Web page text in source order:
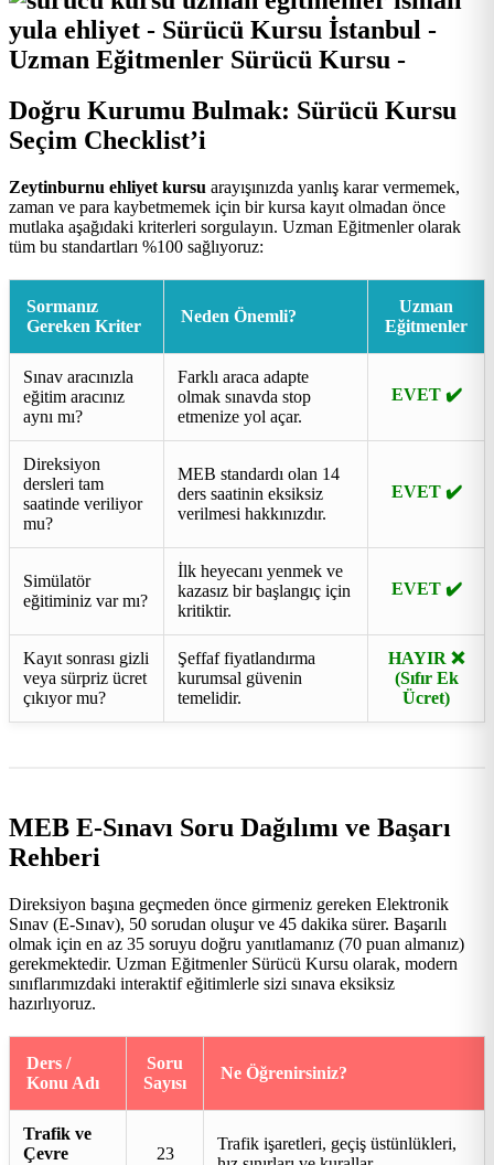
Doğru Kurumu Bulmak: Sürücü Kursu
Seçim Checklist’i
Zeytinburnu ehliyet kursu arayışınızda yanlış karar vermemek,
zaman ve para kaybetmemek için bir kursa kayıt olmadan önce
mutlaka aşağıdaki kriterleri sorgulayın. Uzman Eğitmenler olarak
tüm bu standartları %100 sağlıyoruz:
Sormanız
Gereken Kriter
Neden Önemli?
Uzman
Eğitmenler
Sınav aracınızla
eğitim aracınız
aynı mı?
Farklı araca adapte
olmak sınavda stop
etmenize yol açar.
EVET ✔️
Direksiyon
dersleri tam
saatinde veriliyor
mu?
MEB standardı olan 14
ders saatinin eksiksiz
verilmesi hakkınızdır.
EVET ✔️
Simülatör
eğitiminiz var mı?
İlk heyecanı yenmek ve
kazasız bir başlangıç için
kritiktir.
EVET ✔️
Kayıt sonrası gizli
veya sürpriz ücret
çıkıyor mu?
Şeffaf fiyatlandırma
kurumsal güvenin
temelidir.
HAYIR ❌
(Sıfır Ek
Ücret)
MEB E-Sınavı Soru Dağılımı ve Başarı
Rehberi
Direksiyon başına geçmeden önce girmeniz gereken Elektronik
Sınav (E-Sınav), 50 sorudan oluşur ve 45 dakika sürer. Başarılı
olmak için en az 35 soruyu doğru yanıtlamanız (70 puan almanız)
gerekmektedir. Uzman Eğitmenler Sürücü Kursu olarak, modern
sınıflarımızdaki interaktif eğitimlerle sizi sınava eksiksiz
hazırlıyoruz.
Ders /
Konu Adı
Soru
Sayısı
Ne Öğrenirsiniz?
Trafik ve
Çevre
23
Trafik işaretleri, geçiş üstünlükleri,